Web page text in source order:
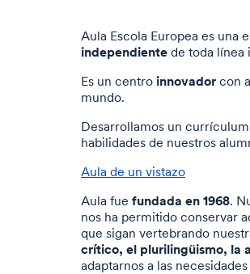
Aula Escola Europea es una
independiente de toda línea
Es un centro innovador con
mundo.
Desarrollamos un
habilidades de nuestros
Aula de un vistazo
Aula fue fundada en 1968.
nos ha permitido conservar
que sigan vertebrando
crítico, el plurilingüismo, la
adaptarnos a las